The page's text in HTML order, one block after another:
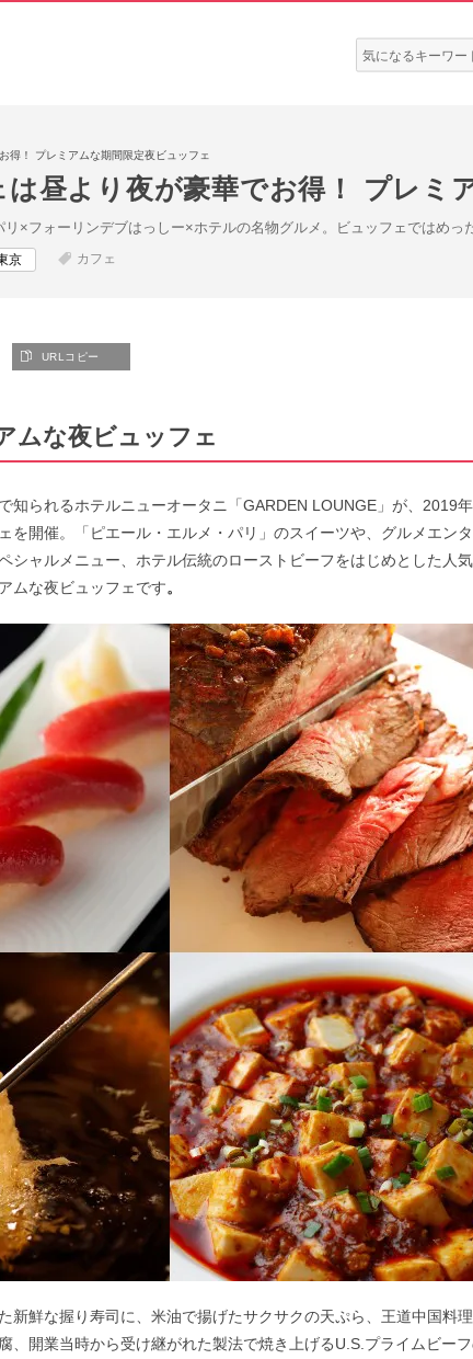
検
索:
得！ プレミアムな期間限定夜ビュッフェ
は昼より夜が豪華でお得！ プレミ
リ×フォーリンデブはっしー×ホテルの名物グルメ。ビュッフェではめ
京 カフェ
URLコピー
ムな夜ビュッフェ
知られるホテルニューオータニ「GARDEN LOUNGE」が、2019年
を開催。「ピエール・エルメ・パリ」のスイーツや、グルメエン
シャルメニュー、ホテル伝統のローストビーフをはじめとした人
ムな夜ビュッフェです。
新鮮な握り寿司に、米油で揚げたサクサクの天ぷら、王道中国料
、開業当時から受け継がれた製法で焼き上げるU.S.プライムビー